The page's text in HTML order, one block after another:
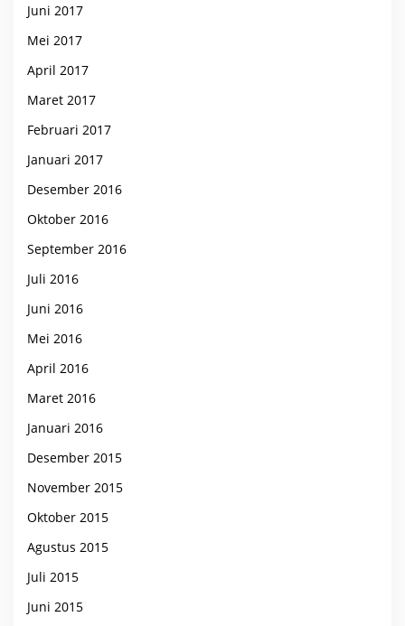
Juni 2017
Mei 2017
April 2017
Maret 2017
Februari 2017
Januari 2017
Desember 2016
Oktober 2016
September 2016
Juli 2016
Juni 2016
Mei 2016
April 2016
Maret 2016
Januari 2016
Desember 2015
November 2015
Oktober 2015
Agustus 2015
Juli 2015
Juni 2015